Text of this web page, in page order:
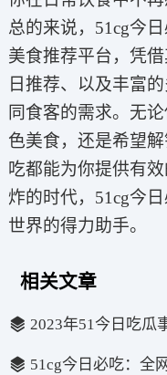
总的来说，51cg今
美食推荐平台，凭
日推荐、以及丰富
同食客的需求。无
色美食，还是希望
吃都能为你提供有
炸的时代，51cg今
世界的得力助手。
相关文章